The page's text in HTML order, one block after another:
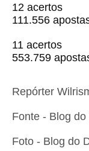
12 acertos
111.556
11 acertos
553.759
Repórter
Fonte - Blog
Foto - Blog do